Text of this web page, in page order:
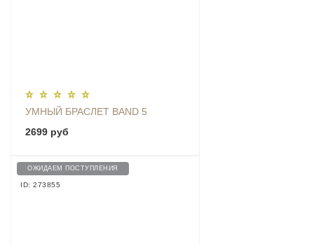
УМНЫЙ БРАСЛЕТ BAND 5
2699 руб
ОЖИДАЕМ ПОСТУПЛЕНИЯ
ID: 273855